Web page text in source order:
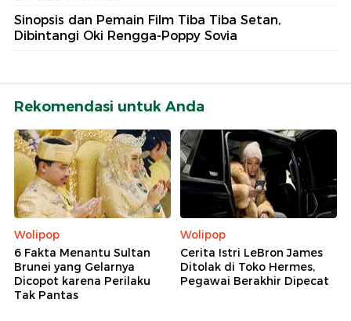
Sinopsis dan Pemain Film Tiba Tiba Setan,
Dibintangi Oki Rengga-Poppy Sovia
Rekomendasi untuk Anda
Wolipop
6 Fakta Menantu Sultan
Brunei yang Gelarnya
Dicopot karena Perilaku
Tak Pantas
Wolipop
Cerita Istri LeBron James
Ditolak di Toko Hermes,
Pegawai Berakhir Dipecat